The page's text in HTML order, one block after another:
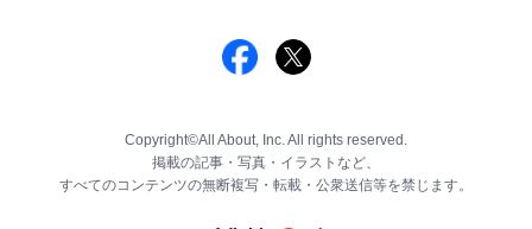
Copyright©All About, Inc. All rights reserved.
掲載の記事・写真・イラストなど、
すべてのコンテンツの無断複写・転載・公衆送信等を禁じます。